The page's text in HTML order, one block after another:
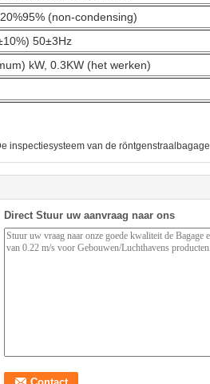
(non-condensing)
50±3Hz
kW, 0.3KW (het werken)
inspectiesysteem van de röntgenstraalbagage
Direct Stuur uw aanvraag naar ons